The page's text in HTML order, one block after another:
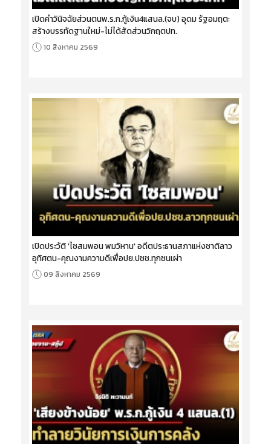
เปิดคำวินิจฉัยส่วนตนพ.ร.ก.กู้เงิน4แสนล.(จบ) อุดม รัฐอมฤต:
สร้างบรรทัดฐานใหม่-ไม่ได้สัดส่วนวิกฤตปท.
10 สิงหาคม 2569
เปิดประวัติ 'ไซสมพอน พมวิหาน' อดีตประธานสภาแห่งชาติลาว
อุทิศตน-คุณงามความดีเพื่อปย.ปชช.ทุกชนเผ่า
09 สิงหาคม 2569